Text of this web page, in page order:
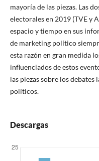
mayoría de las piezas. Las
electorales en 2019 (TVE y
espacio y tiempo en sus
de marketing político
esta razón en gran medida
influenciados de estos
las piezas sobre los
políticos.
Descargas